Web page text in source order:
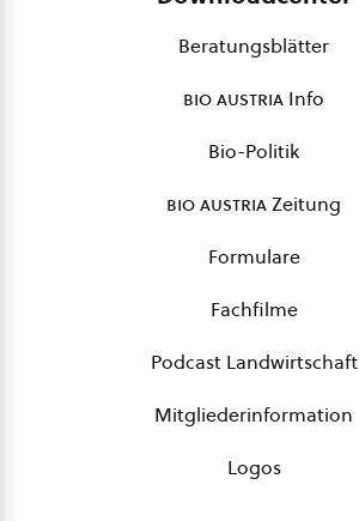
Beratungsblätter
bio austria Info
Bio-Politik
bio austriaZeitung
Formulare
Fachfilme
Podcast Landwirtschaft
Mitgliederinformation
Logos